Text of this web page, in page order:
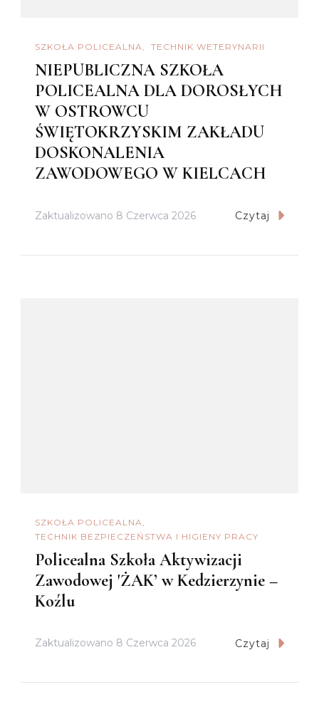
SZKOŁA POLICEALNA TECHNIK WETERYNARII
NIEPUBLICZNA SZKOŁA
POLICEALNA DLA DOROSŁYCH
W OSTROWCU
ŚWIĘTOKRZYSKIM ZAKŁADU
DOSKONALENIA
ZAWODOWEGO W KIELCACH
Zaktualizowano 8 Czerwca 2026 Czytaj
SZKOŁA POLICEALNA
TECHNIK BEZPIECZEŃSTWA I HIGIENY PRACY
Policealna Szkoła Aktywizacji
Zawodowej 'ŻAK’ w Kedzierzynie –
Koźlu
Zaktualizowano 8 Czerwca 2026 Czytaj